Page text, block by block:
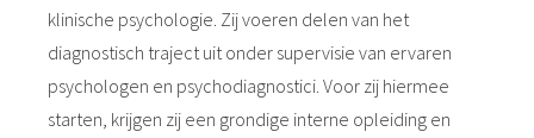
klinische psychologie. Zij voeren delen van het
diagnostisch traject uit onder supervisie van ervaren
psychologen en psychodiagnostici. Voor zij hiermee
starten, krijgen zij een grondige interne opleiding en